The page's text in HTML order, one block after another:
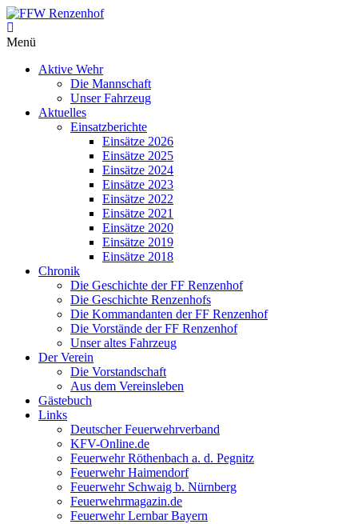
Zum
Inhalt
springen
FFW
Renzenhof
Löschen
Menü
Aktive Wehr
Die Mannschaft
Unser Fahrzeug
Aktuelles
Einsatzberichte
Einsätze 2026
Einsätze 2025
Einsätze 2024
Einsätze 2023
Einsätze 2022
Einsätze 2021
Einsätze 2020
Einsätze 2019
Einsätze 2018
Chronik
Die Geschichte der FF Renzenhof
Die Geschichte Renzenhofs
Die Kommandanten der FF Renzenhof
Die Vorstände der FF Renzenhof
Unser altes Fahrzeug
Der Verein
Die Vorstandschaft
Aus dem Vereinsleben
Gästebuch
Links
Deutscher Feuerwehrverband
KFV-Online.de
Feuerwehr Röthenbach a. d. Pegnitz
Feuerwehr Haimendorf
Feuerwehr Schwaig b. Nürnberg
Feuerwehrmagazin.de
Feuerwehr Lernbar Bayern